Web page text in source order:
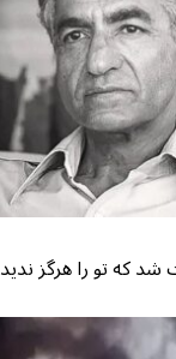
که تو را هرگز ندید